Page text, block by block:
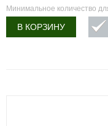
Минимальное количество
В КОРЗИНУ